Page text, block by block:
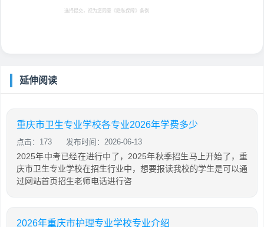
选择提交，视为您同意 《隐私保障》 条例
延伸阅读
重庆市卫生专业学校各专业2026年学费多少
点击：173 发布时间：2026-06-13
2025年中考已经在进行中了，2025年秋季招生马上开始了，重
庆市卫生专业学校在招生行业中，想要报读我校的学生是可以通
过网站首页招生老师电话进行咨
2026年重庆市护理专业学校专业介绍